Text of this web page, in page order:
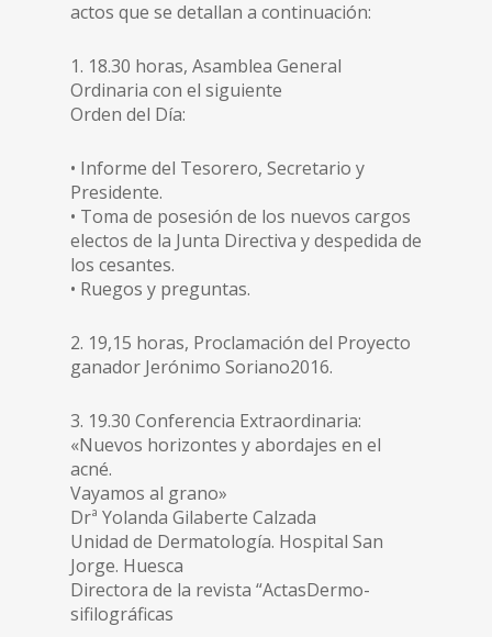
actos que se detallan a continuación:
1. 18.30 horas, Asamblea General
Ordinaria con el siguiente
Orden del Día:
• Informe del Tesorero, Secretario y
Presidente.
• Toma de posesión de los nuevos cargos
electos de la Junta Directiva y despedida de
los cesantes.
• Ruegos y preguntas.
2. 19,15 horas, Proclamación del Proyecto
ganador Jerónimo Soriano2016.
3. 19.30 Conferencia Extraordinaria:
«Nuevos horizontes y abordajes en el
acné.
Vayamos al grano»
Drª Yolanda Gilaberte Calzada
Unidad de Dermatología. Hospital San
Jorge. Huesca
Directora de la revista “ActasDermo-
sifilográficas